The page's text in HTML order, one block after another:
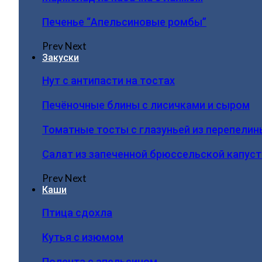
Печенье “Апельсиновые ромбы”
PrevNext
Закуски
Нут с антипасти на тостах
Печёночные блины с лисичками и сыром
Томатные тосты с глазуньей из
Салат из запеченной брюссельской
PrevNext
Каши
Птица сдохла
Кутья с изюмом